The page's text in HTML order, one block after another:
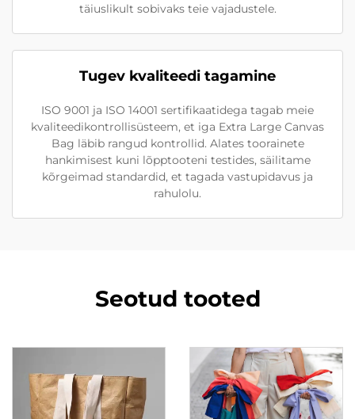
täiuslikult sobivaks teie vajadustele.
Tugev kvaliteedi tagamine
ISO 9001 ja ISO 14001 sertifikaatidega tagab meie
kvaliteedikontrollisüsteem, et iga Extra Large Canvas
Bag läbib rangud kontrollid. Alates toorainete
hankimisest kuni lõpptooteni testides, säilitame
kõrgeimad standardid, et tagada vastupidavus ja
rahulolu.
Seotud tooted